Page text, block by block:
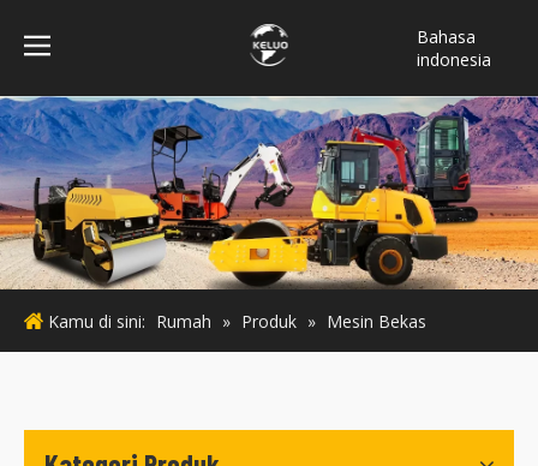
Bahasa
indonesia
Türk dili
ไทย
Italiano
Deutsch
Português
Español
Kamu di sini: Rumah » Produk » Mesin Bekas